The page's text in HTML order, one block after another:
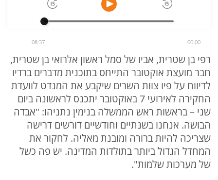
00:00
08:37
רפי בן שטרית, אביו של סמל ראשון אלרואי בן שטרית,
חבר מועצת אוקטובר התייחס בתוכנית מדברים ברדיו
לדיווח על פיו צוות השרים שיקבע את המנדט לוועדת
החקירה לאירועי 7 באוקטובר יתכנס לראשונה ביום
שני – בראשות ראש הממשלה בנימין נתניהו: "אבדה
הבושה. אנחנו בשנתיים וחודשיים דורשים דרישה
שצריכה להיות ברורה ומובנת מאליה. לחקור את
המחדל הגדול ביותר בתולדות המדינה. יש פה כשל
של מערכות שלמות".